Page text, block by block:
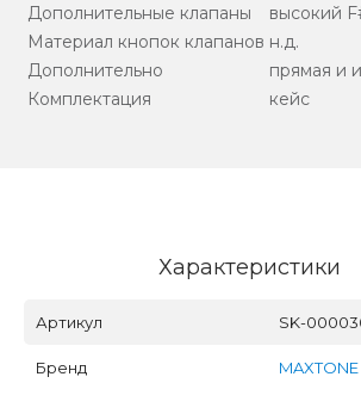
Дополнительные клапаны
высокий
Материал кнопок клапанов н.д.
Дополнительно
прямая и
Комплектация
кейс
Характеристики
Артикул SK-
Бренд MAXTONE